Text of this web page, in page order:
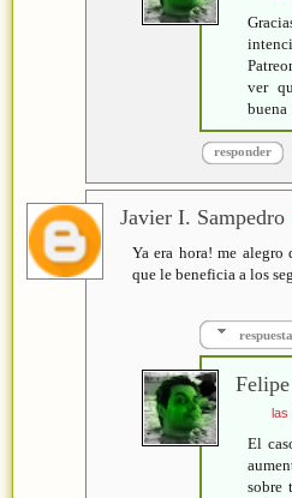
ver
buena
responder
Javier I. Sampedro
Ya era hora! me alegro
que le beneficia a los
Felipe
las
El
sobre